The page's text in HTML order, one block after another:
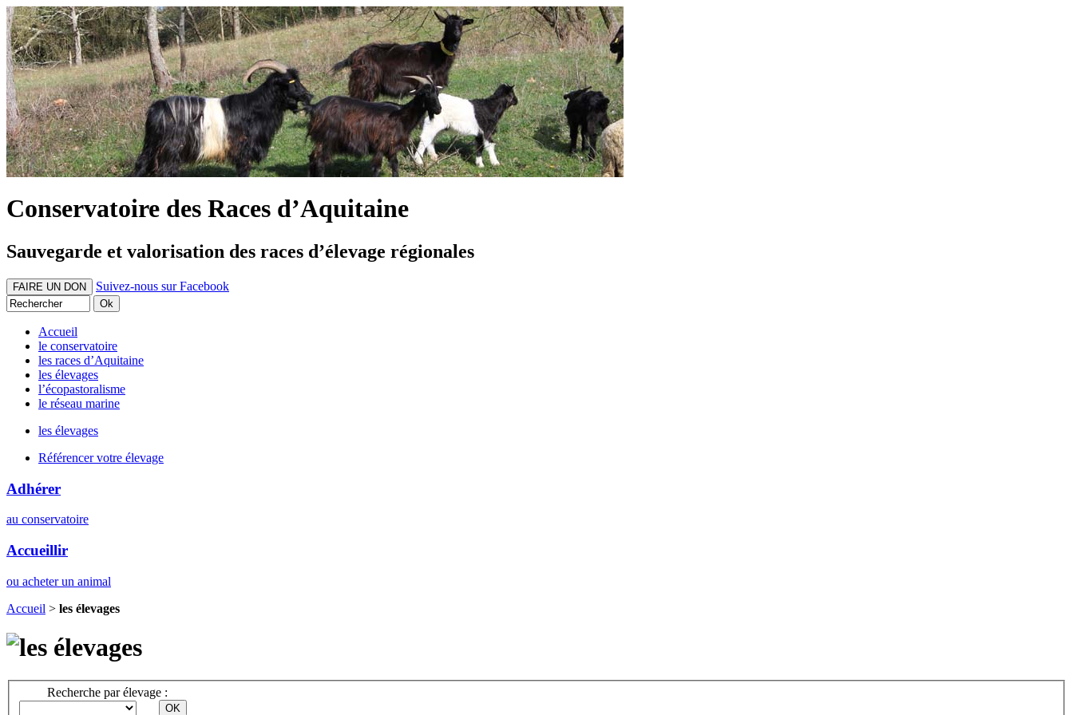
Conservatoire des Races d’Aquitaine
Sauvegarde et valorisation des races d’élevage régionales
FAIRE UN DON Suivez-nous sur Facebook
Accueil
le conservatoire
les races d’Aquitaine
les élevages
l’écopastoralisme
le réseau marine
les élevages
Référencer votre élevage
Adhérer
au conservatoire
Accueillir
ou acheter un animal
Accueil > les élevages
Recherche par élevage :